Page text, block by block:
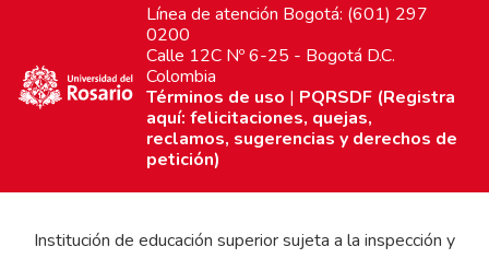
Línea de atención Bogotá: (601) 297
0200
Calle 12C Nº 6-25 - Bogotá D.C.
Colombia
Términos de uso | PQRSDF (Registra
aquí: felicitaciones, quejas,
reclamos, sugerencias y derechos de
petición)
Institución de educación superior sujeta a la inspección y